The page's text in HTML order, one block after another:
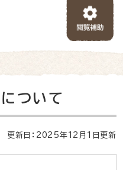
ついて
更新日：2025年12月1日更新